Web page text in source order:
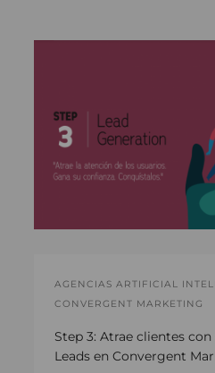
AGENCIAS ARTIFICIAL
CONVERGENT MARKETING
Step 3: Atrae clientes
Leads en Convergent